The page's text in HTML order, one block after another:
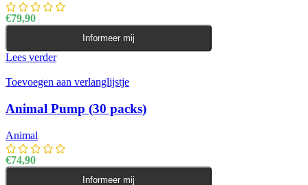
€79,90
Informeer mij
Lees verder
Toevoegen aan verlanglijstje
Animal Pump (30 packs)
Animal
€74,90
Informeer mij